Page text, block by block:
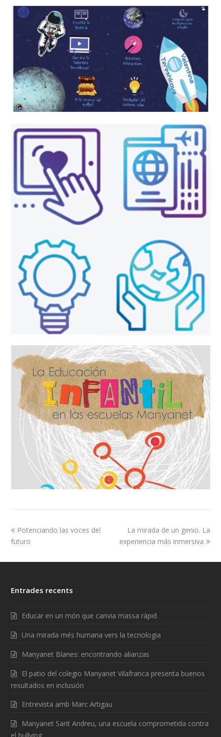
Potenciando las voces del
futuro
La mirada de un genio. La
experiencia más inmersiva
Entrades recents
Educar en un món que canvia massa ràpid
Una mirada més humana vers la tecnologia
Manyanet Blanes: encontrando alianzas
El patio del colegio Manyanet Vilafranca presenta buenos
resultados en inclusión
Entrevista amb Marc Artigau
Manyanet Sant Andreu, una escuela comprometida contra
el bullying